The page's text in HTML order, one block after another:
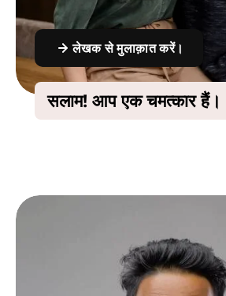
लेखक से मुलाक़ात करें।
सलाम! आप एक चमत्कार हैं।